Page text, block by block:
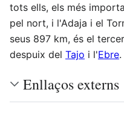
tots ells, els més
pel nort, i l'Adaja i el
seus 897 km, és el
despuix del Tajo i l'Ebre.
Enllaços externs